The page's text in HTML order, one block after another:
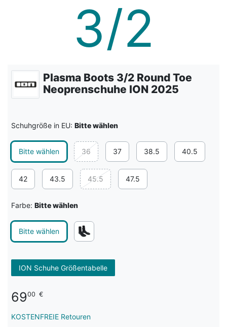
Plasma Boots 3/2 Round Toe
Neoprenschuhe ION 2025
Schuhgröße in EU: Bitte wählen
Bitte wählen 36 37 38.5 40.5
42 43.5 45.5 47.5
Farbe: Bitte wählen
Bitte wählen
ION Schuhe Größentabelle
6900 €
KOSTENFREIE Retouren